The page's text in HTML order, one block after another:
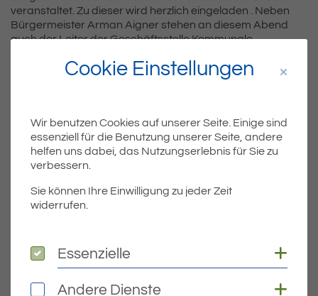
veranstaltet. Zu dieser wird herzlich eingeladen . Neben
Bürgermeister Arman Aigner stehen an diesem Abend
auch der Leiter der Geschäftsstelle Kommunale
Obergfell und der Kämmerer Christian Macherauch für
Teile Beitrag:
ÄLTERE
Cookie Einstellungen
Wir benutzen Cookies auf unserer Seite. Einige sind
essenziell für die Benutzung unserer Seite, andere
helfen uns dabei, das Nutzungserlebnis für Sie zu
verbessern.
Sie können Ihre Einwilligung zu jeder Zeit
widerrufen.
Essenzielle
Essenzielle
Andere Dienste
Andere Dienste